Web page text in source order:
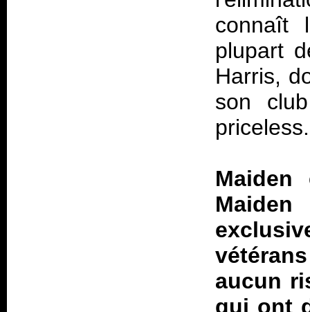
connaît
plupart
Harris,
son
priceless.
aucun
qui ont